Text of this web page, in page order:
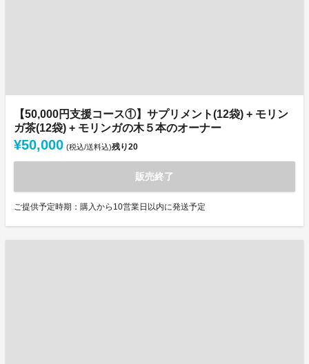
【50,000円支援コース①】サプリメント(12袋) + モリン
ガ茶(12袋) + モリンガの木５本のオーナー
¥50,000 (税込/送料込)残り20
販売終了
ご提供予定時期：購入から10営業日以内に発送予定